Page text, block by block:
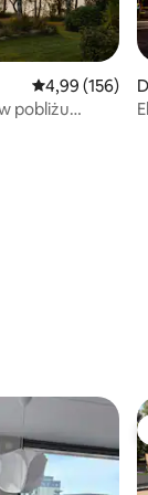
Średnia ocena:
4,99 (156)
pobliżu